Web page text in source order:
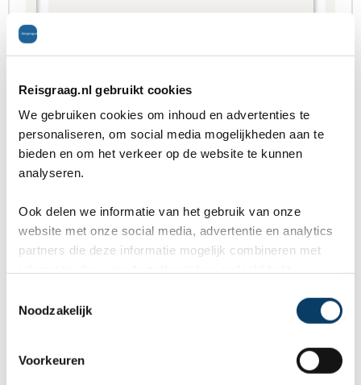
Reisgraag.nl gebruikt cookies
We gebruiken cookies om inhoud en advertenties te
personaliseren, om social media mogelijkheden aan te
bieden en om het verkeer op de website te kunnen
analyseren.
Ook delen we informatie van het gebruik van onze
website met onze social media, advertentie en analytics
partners die deze informatie mogelijk combineren met
Noodzakelijk
Voorkeuren
een fantastische vakantie mogen
genieten op Mauritus. De
aangeboden reis via Reisgraag
mooie dingen van het eiland te
kunnen ontdekken...
Vertel ons uw vakantie wensen. Onze
reisexperts maken gratis en vrijblijvend een
reisvoorstel op maat.